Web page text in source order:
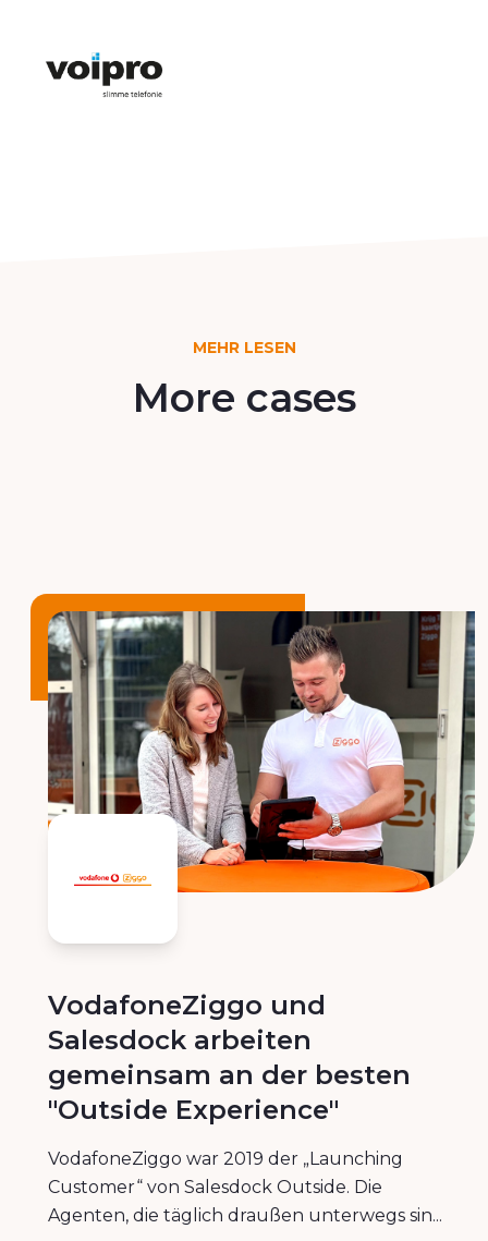
MEHR LESEN
More cases
VodafoneZiggo und
Salesdock arbeiten
gemeinsam an der besten
"Outside Experience"
VodafoneZiggo war 2019 der „Launching
Customer“ von Salesdock Outside. Die
Agenten, die täglich draußen unterwegs sin...